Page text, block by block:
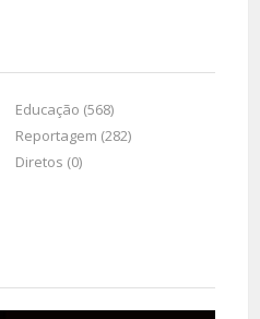
Educação (568)
Reportagem (282)
Diretos (0)